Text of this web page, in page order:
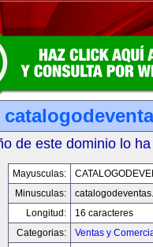
de este dominio lo
Mayusculas:
Minusculas:
Longitud:
16 caracteres
Categorias:
Ventas y